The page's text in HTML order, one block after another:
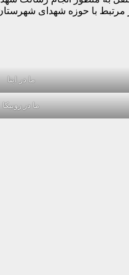
مرتبط با حوزه شهدای
ما در ایتا
ما در روبیکا